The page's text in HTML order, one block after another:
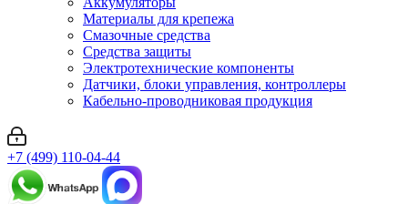
Материалы для крепежа
Смазочные средства
Средства защиты
Электротехнические компоненты
Датчики, блоки управления, контроллеры
Кабельно-проводниковая продукция
+7 (499) 110-04-44